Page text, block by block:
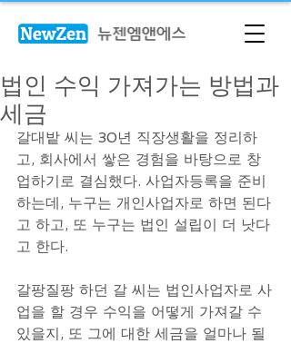
법인 수익 가져가는 방법과
세금
갈대밭 씨는 30년 직장생활을 정리하
고, 회사에서 쌓은 경험을 바탕으로 창
업하기로 결심했다. 사업자등록을 준비
하는데, 누구는 개인사업자로 하면 된다
고 하고, 또 누구는 법인 설립이 더 낫다
고 한다.
갈팡질팡 하던 갈 씨는 법인사업자로 사
업을 할 경우 수익을 어떻게 가져갈 수
있을지, 또 그에 대한 세금을 얼마나 될